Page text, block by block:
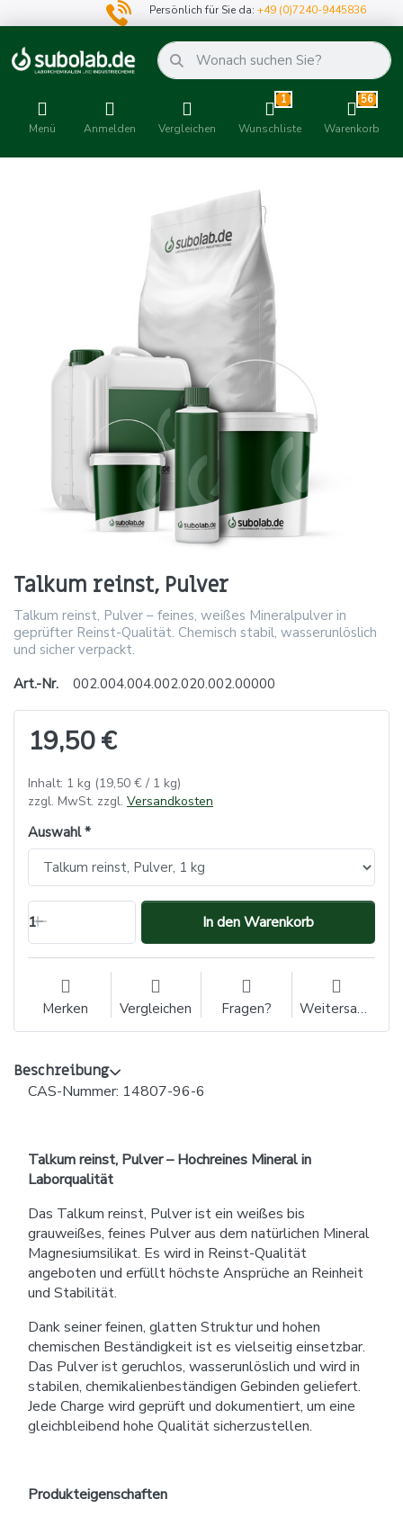
Persönlich für Sie da:+49 (0)7240-9445836
Menü Anmelden Vergleichen
1
Wunschliste
56
Warenkorb
Talkum reinst, Pulver
Talkum reinst, Pulver – feines, weißes Mineralpulver in
geprüfter Reinst-Qualität. Chemisch stabil, wasserunlöslich
und sicher verpackt.
Art.-Nr.
002.004.004.002.020.002.00000
19,50 €
Inhalt: 1 kg (19,50 € / 1 kg)
zzgl. MwSt. zzgl. Versandkosten
Auswahl
1 In den Warenkorb
Merken Vergleichen Fragen? Weitersagen
Beschreibung
CAS-Nummer: 14807-96-6
Talkum reinst, Pulver – Hochreines Mineral in
Laborqualität
Das Talkum reinst, Pulver ist ein weißes bis
grauweißes, feines Pulver aus dem natürlichen Mineral
Magnesiumsilikat. Es wird in Reinst-Qualität
angeboten und erfüllt höchste Ansprüche an Reinheit
und Stabilität.
Dank seiner feinen, glatten Struktur und hohen
chemischen Beständigkeit ist es vielseitig einsetzbar.
Das Pulver ist geruchlos, wasserunlöslich und wird in
stabilen, chemikalienbeständigen Gebinden geliefert.
Jede Charge wird geprüft und dokumentiert, um eine
gleichbleibend hohe Qualität sicherzustellen.
Produkteigenschaften